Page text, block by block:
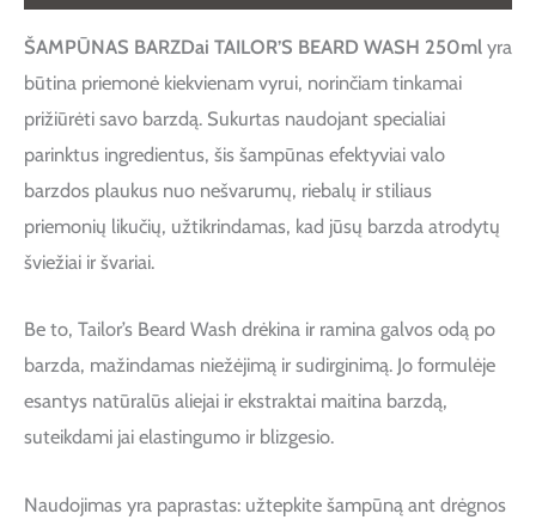
ŠAMPŪNAS BARZDai TAILOR’S BEARD WASH 250ml yra
būtina priemonė kiekvienam vyrui, norinčiam tinkamai
prižiūrėti savo barzdą. Sukurtas naudojant specialiai
parinktus ingredientus, šis šampūnas efektyviai valo
barzdos plaukus nuo nešvarumų, riebalų ir stiliaus
priemonių likučių, užtikrindamas, kad jūsų barzda atrodytų
šviežiai ir švariai.
Be to, Tailor’s Beard Wash drėkina ir ramina galvos odą po
barzda, mažindamas niežėjimą ir sudirginimą. Jo formulėje
esantys natūralūs aliejai ir ekstraktai maitina barzdą,
suteikdami jai elastingumo ir blizgesio.
Naudojimas yra paprastas: užtepkite šampūną ant drėgnos